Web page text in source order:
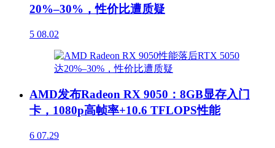
20%–30%，性价比遭质疑
5 08.02
AMD发布Radeon RX 9050：8GB显存入门
卡，1080p高帧率+10.6 TFLOPS性能
6 07.29